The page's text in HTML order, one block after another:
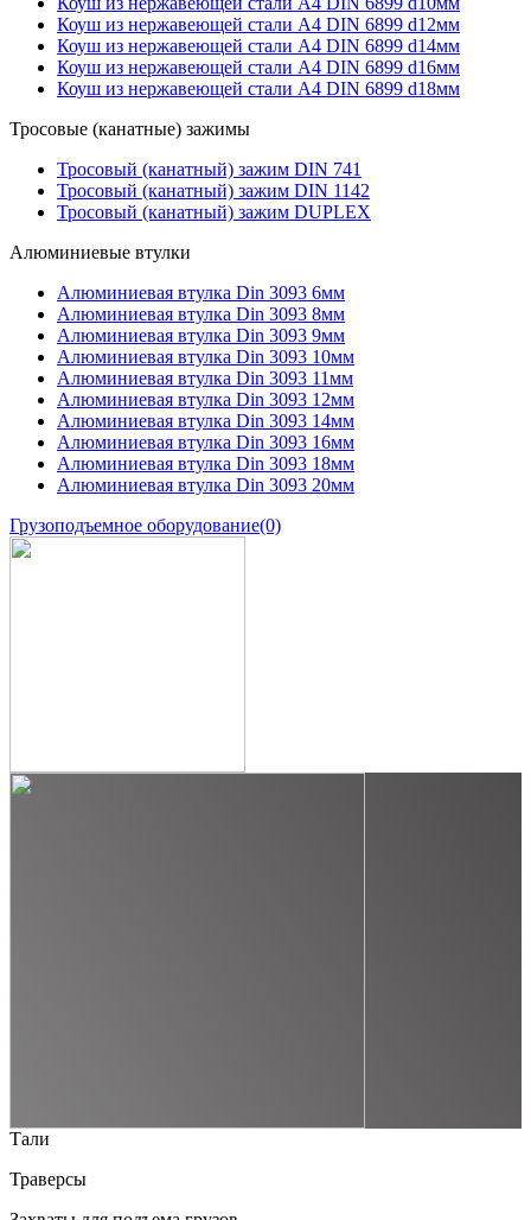
Коуш из нержавеющей стали А4 DIN 6899 d12мм
Коуш из нержавеющей стали А4 DIN 6899 d14мм
Коуш из нержавеющей стали А4 DIN 6899 d16мм
Коуш из нержавеющей стали А4 DIN 6899 d18мм
Тросовые (канатные) зажимы
Тросовый (канатный) зажим DIN 741
Тросовый (канатный) зажим DIN 1142
Тросовый (канатный) зажим DUPLEX
Алюминиевые втулки
Алюминиевая втулка Din 3093 6мм
Алюминиевая втулка Din 3093 8мм
Алюминиевая втулка Din 3093 9мм
Алюминиевая втулка Din 3093 10мм
Алюминиевая втулка Din 3093 11мм
Алюминиевая втулка Din 3093 12мм
Алюминиевая втулка Din 3093 14мм
Алюминиевая втулка Din 3093 16мм
Алюминиевая втулка Din 3093 18мм
Алюминиевая втулка Din 3093 20мм
Грузоподъемное оборудование(0)
Тали
Траверсы